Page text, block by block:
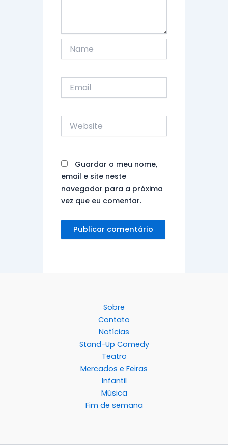
Website
Guardar o meu nome,
email e site neste
navegador para a próxima
vez que eu comentar.
Sobre
Contato
Notícias
Stand-Up Comedy
Teatro
Mercados e Feiras
Infantil
Música
Fim de semana